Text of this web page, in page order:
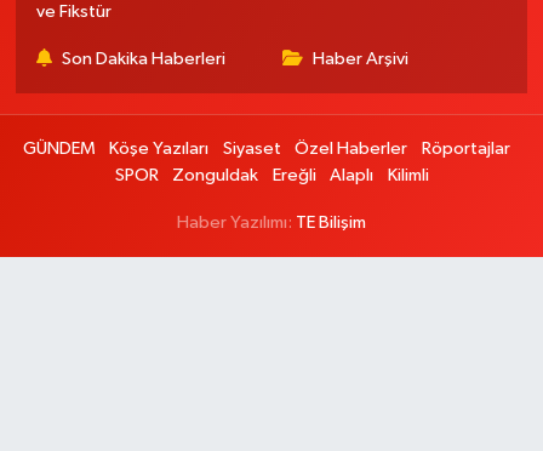
ve Fikstür
Son Dakika Haberleri Haber Arşivi
GÜNDEM Köşe Yazıları Siyaset Özel Haberler
Röportajlar
SPOR
Zonguldak Ereğli Alaplı Kilimli
Haber Yazılımı: TE Bilişim